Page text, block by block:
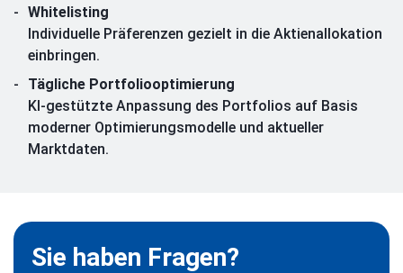
Whitelisting
Individuelle Präferenzen gezielt in die Aktienallokation
einbringen.
Tägliche Portfoliooptimierung
KI-gestützte Anpassung des Portfolios auf Basis
moderner Optimierungsmodelle und aktueller
Marktdaten.
Sie haben Fragen?